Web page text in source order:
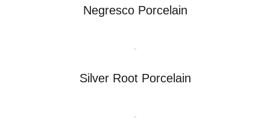
Negresco Porcelain
Silver Root Porcelain